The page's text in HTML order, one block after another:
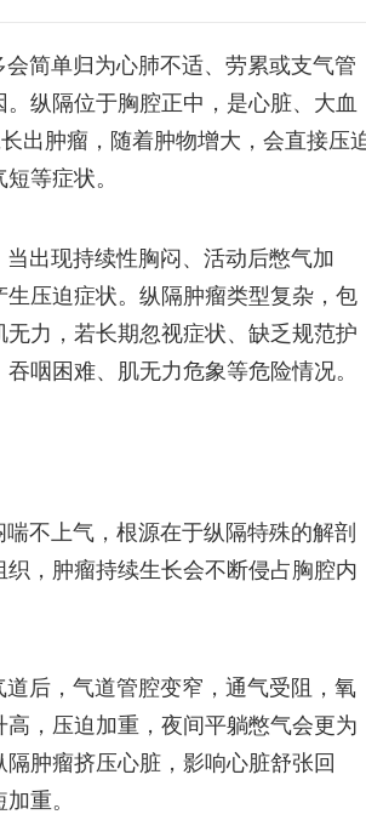
简单归为心肺不适、劳累或支气管
纵隔位于胸腔正中，是心脏、大血
出肿瘤，随着肿物增大，会直接压
等症状。
出现持续性胸闷、活动后憋气加
压迫症状。纵隔肿瘤类型复杂，包
力，若长期忽视症状、缺乏规范护
咽困难、肌无力危象等危险情况。
不上气，根源在于纵隔特殊的解剖
，肿瘤持续生长会不断侵占胸腔内
后，气道管腔变窄，通气受阻，氧
，压迫加重，夜间平躺憋气会更为
肿瘤挤压心脏，影响心脏舒张回
重。